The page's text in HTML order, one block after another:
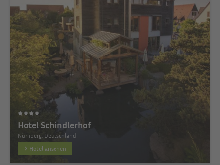
Hotel Schindlerhof
Nürnberg, Deutschland
Hotel ansehen